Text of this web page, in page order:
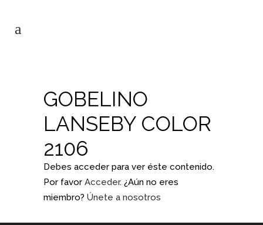
GOBELINO
LANSEBY COLOR
2106
Debes acceder para ver éste contenido.
Por favor Acceder. ¿Aún no eres
miembro? Únete a nosotros